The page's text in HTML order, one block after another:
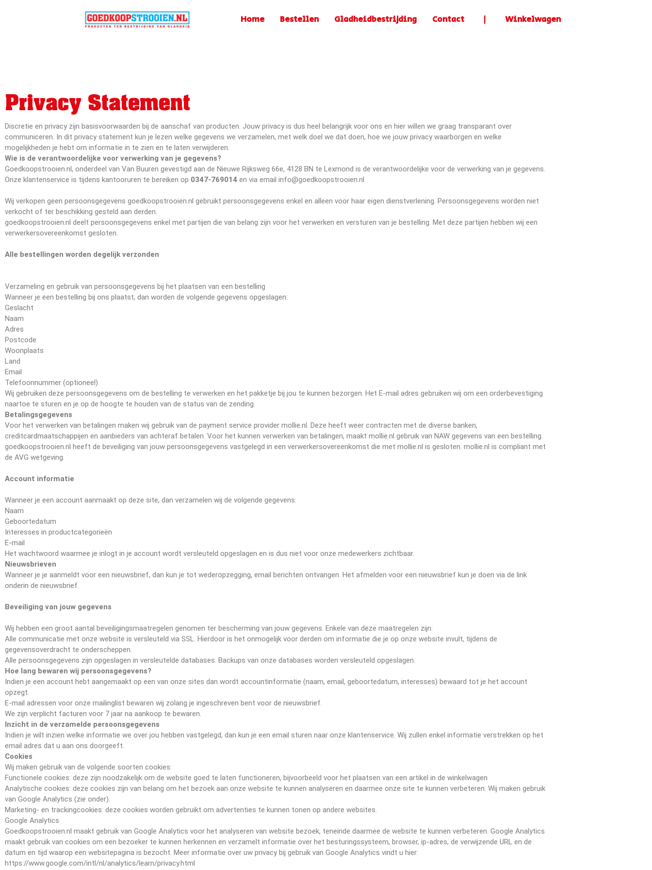
Goedkoopstrooien.nl
Alles voor gladheidsbestrijding
Home Bestellen Gladheidbestrijding Contact | Winkelwagen
Privacy Statement
Discretie en privacy zijn basisvoorwaarden bij de aanschaf van producten. Jouw privacy is dus heel belangrijk voor ons en hier willen we graag transparant over
communiceren. In dit privacy statement kun je lezen welke gegevens we verzamelen, met welk doel we dat doen, hoe we jouw privacy waarborgen en welke
mogelijkheden je hebt om informatie in te zien en te laten verwijderen.
Wie is de verantwoordelijke voor verwerking van je gegevens?
Goedkoopstrooien.nl, onderdeel van Van Buuren gevestigd aan de Nieuwe Rijksweg 66e, 4128 BN te Lexmond is de verantwoordelijke voor de verwerking van je gegevens.
Onze klantenservice is tijdens kantooruren te bereiken op 0347-769014 en via email info@goedkoopstrooien.nl
Wij verkopen geen persoonsgegevens goedkoopstrooien.nl gebruikt persoonsgegevens enkel en alleen voor haar eigen dienstverlening. Persoonsgegevens worden niet
verkocht of ter beschikking gesteld aan derden.
goedkoopstrooien.nl deelt persoonsgegevens enkel met partijen die van belang zijn voor het verwerken en versturen van je bestelling. Met deze partijen hebben wij een
verwerkersovereenkomst gesloten.
Alle bestellingen worden degelijk verzonden
Verzameling en gebruik van persoonsgegevens bij het plaatsen van een bestelling
Wanneer je een bestelling bij ons plaatst, dan worden de volgende gegevens opgeslagen:
Geslacht
Naam
Adres
Postcode
Woonplaats
Land
Email
Telefoonnummer (optioneel)
Wij gebruiken deze persoonsgegevens om de bestelling te verwerken en het pakketje bij jou te kunnen bezorgen. Het E-mail adres gebruiken wij om een orderbevestiging
naartoe te sturen en je op de hoogte te houden van de status van de zending.
Betalingsgegevens
Voor het verwerken van betalingen maken wij gebruik van de payment service provider mollie.nl. Deze heeft weer contracten met de diverse banken,
creditcardmaatschappijen en aanbieders van achteraf betalen. Voor het kunnen verwerken van betalingen, maakt mollie.nl gebruik van NAW gegevens van een bestelling.
goedkoopstrooien.nl heeft de beveiliging van jouw persoonsgegevens vastgelegd in een verwerkersovereenkomst die met mollie.nl is gesloten. mollie.nl is compliant met
de AVG wetgeving.
Account informatie
Wanneer je een account aanmaakt op deze site, dan verzamelen wij de volgende gegevens:
Naam
Geboortedatum
Interesses in productcategorieën
E-mail
Het wachtwoord waarmee je inlogt in je account wordt versleuteld opgeslagen en is dus niet voor onze medewerkers zichtbaar.
Nieuwsbrieven
Wanneer je je aanmeldt voor een nieuwsbrief, dan kun je tot wederopzegging, email berichten ontvangen. Het afmelden voor een nieuwsbrief kun je doen via de link
onderin de nieuwsbrief.
Beveiliging van jouw gegevens
Wij hebben een groot aantal beveiligingsmaatregelen genomen ter bescherming van jouw gegevens. Enkele van deze maatregelen zijn:
Alle communicatie met onze website is versleuteld via SSL. Hierdoor is het onmogelijk voor derden om informatie die je op onze website invult, tijdens de
gegevensoverdracht te onderscheppen.
Alle persoonsgegevens zijn opgeslagen in versleutelde databases. Backups van onze databases worden versleuteld opgeslagen.
Hoe lang bewaren wij persoonsgegevens?
Indien je een account hebt aangemaakt op een van onze sites dan wordt accountinformatie (naam, email, geboortedatum, interesses) bewaard tot je het account
opzegt.
E-mail adressen voor onze mailinglist bewaren wij zolang je ingeschreven bent voor de nieuwsbrief.
We zijn verplicht facturen voor 7 jaar na aankoop te bewaren.
Inzicht in de verzamelde persoonsgegevens
Indien je wilt inzien welke informatie we over jou hebben vastgelegd, dan kun je een email sturen naar onze klantenservice. Wij zullen enkel informatie verstrekken op het
email adres dat u aan ons doorgeeft.
Cookies
Wij maken gebruik van de volgende soorten cookies:
Functionele cookies: deze zijn noodzakelijk om de website goed te laten functioneren, bijvoorbeeld voor het plaatsen van een artikel in de winkelwagen
Analytische cookies: deze cookies zijn van belang om het bezoek aan onze website te kunnen analyseren en daarmee onze site te kunnen verbeteren. Wij maken gebruik
van Google Analytics (zie onder).
Marketing- en trackingcookies: deze cookies worden gebruikt om advertenties te kunnen tonen op andere websites.
Google Analytics
Goedkoopstrooien.nl maakt gebruik van Google Analytics voor het analyseren van website bezoek, teneinde daarmee de website te kunnen verbeteren. Google Analytics
maakt gebruik van cookies om een bezoeker te kunnen herkennen en verzamelt informatie over het besturingssysteem, browser, ip-adres, de verwijzende URL en de
datum en tijd waarop een websitepagina is bezocht. Meer informatie over uw privacy bij gebruik van Google Analytics vindt u hier:
https://www.google.com/intl/nl/analytics/learn/privacy.html